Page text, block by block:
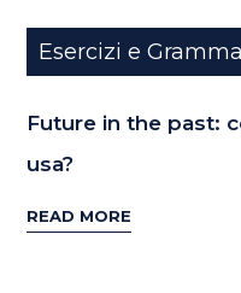
Esercizi e
Future in the past:
usa?
READ MORE